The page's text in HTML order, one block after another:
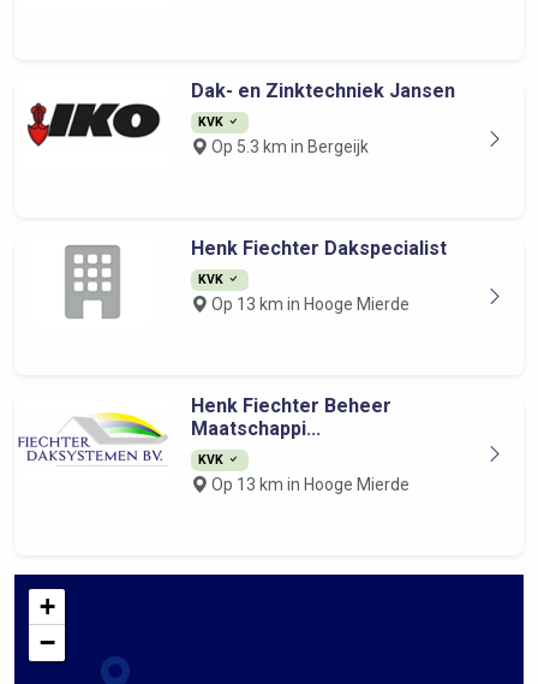
Dak- en Zinktechniek Jansen
KVK
Op 5.3 km in Bergeijk
Henk Fiechter Dakspecialist
KVK
Op 13 km in Hooge Mierde
Henk Fiechter Beheer
Maatschappi...
KVK
Op 13 km in Hooge Mierde
+
−